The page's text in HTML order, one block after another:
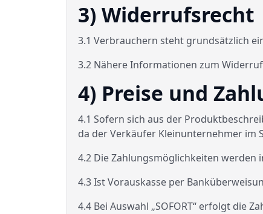
3) Widerrufsrecht
3.1 Verbrauchern steht grundsätzlich
3.2 Nähere Informationen zum
4) Preise und
4.1 Sofern sich aus der
da der Verkäufer Kleinunternehmer im
4.2 Die Zahlungsmöglichkeiten werden
4.3 Ist Vorauskasse per
4.4 Bei Auswahl „SOFORT“ erfolgt die